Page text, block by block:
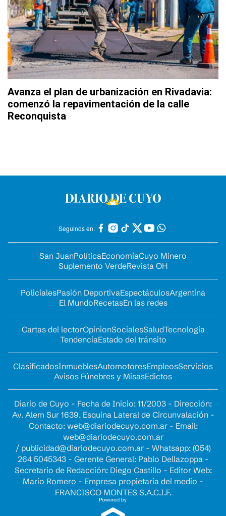
Avanza el plan de urbanización en Rivadavia:
comenzó la repavimentación de la calle
Reconquista
Seguinos en:
San JuanPolíticaEconomíaCuyo Minero
Suplemento VerdeRevista OH
PolicialesPasión DeportivaEspectáculosArgentina
El MundoRecetasEn las redes
Cartas del lectorOpinionSocialesSaludTecnología
TendenciaEstado del tránsito
ClasificadosInmueblesAutomotoresEmpleosServicios
Avisos Fúnebres y MisasEdictos
Diario de Cuyo - Fecha de Inicio: 11/2003 - Dirección:
Av. Alem Sur 1639. Esquina Lateral de Circunvalación -
Contacto: web@diariodecuyo.com.ar- Email:
web@diariodecuyo.com.ar
/ publicidad@diariodecuyo.com.ar- Whatsapp: (054)
264 5045343 - Gerente General: Pablo Dellazoppa -
Secretario de Redacción: Diego Castillo - Editor Web:
Mario Romero - Empresa propietaria del medio -
FRANCISCO MONTES S.A.C.I.F.